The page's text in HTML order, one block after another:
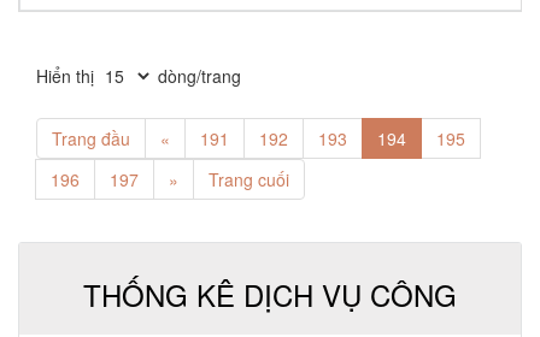
Hiển thị dòng/trang
Trang đầu « 191 192 193 194
195
196
197 » Trang cuối
THỐNG KÊ DỊCH VỤ CÔNG